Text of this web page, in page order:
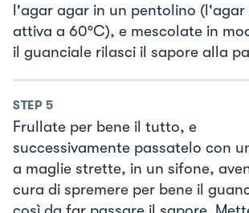
l'agar agar in un pentolino (l'agar
attiva a 60°C), e mescolate in
il guanciale rilasci il sapore alla
STEP 5
Frullate per bene il tutto, e
successivamente passatelo con
a maglie strette, in un sifone,
cura di spremere per bene il